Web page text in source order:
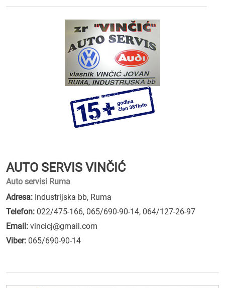
AUTO SERVIS VINČIĆ
Auto servisi Ruma
Adresa: Industrijska bb, Ruma
Telefon: 022/475-166, 065/690-90-14, 064/127-26-97
Email: vincicj@gmail.com
Viber: 065/690-90-14